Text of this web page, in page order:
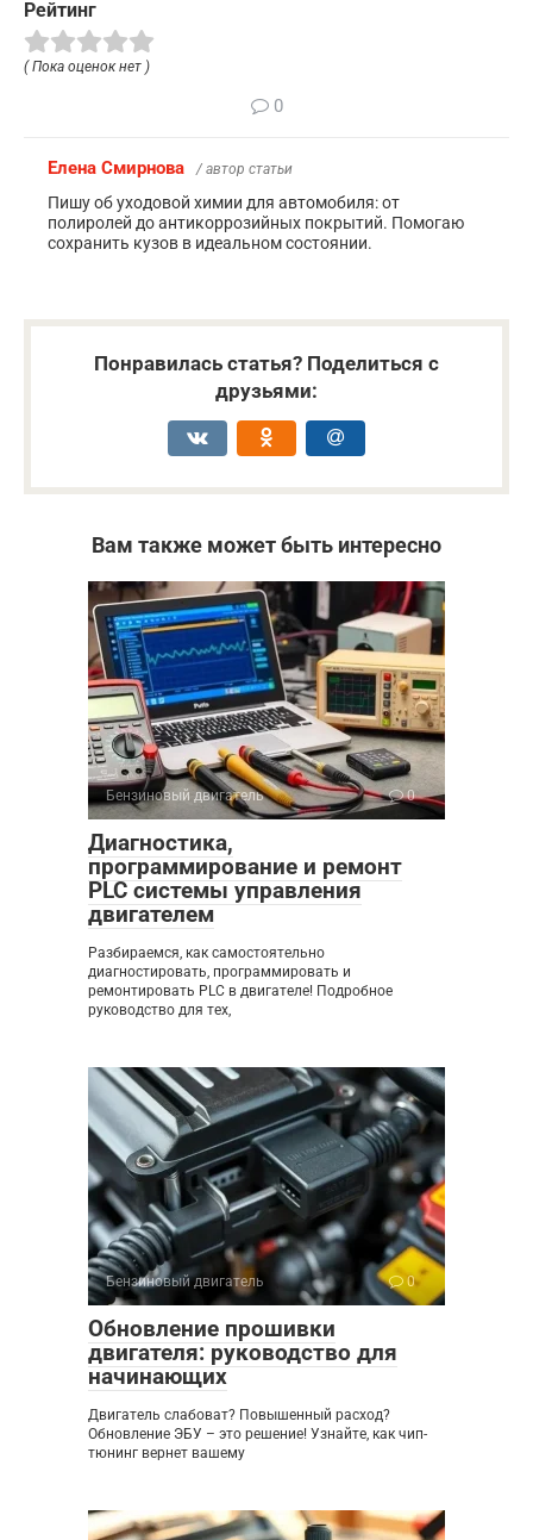
Рейтинг
( Пока оценок нет )
0
Елена Смирнова / автор статьи
Пишу об уходовой химии для автомобиля: от
полиролей до антикоррозийных покрытий. Помогаю
сохранить кузов в идеальном состоянии.
Понравилась статья? Поделиться с
друзьями:
Вам также может быть интересно
Бензиновый двигатель 0
Диагностика,
программирование и ремонт
PLC системы управления
двигателем
Разбираемся, как самостоятельно
диагностировать, программировать и
ремонтировать PLC в двигателе! Подробное
руководство для тех,
Бензиновый двигатель 0
Обновление прошивки
двигателя: руководство для
начинающих
Двигатель слабоват? Повышенный расход?
Обновление ЭБУ – это решение! Узнайте, как чип-
тюнинг вернет вашему